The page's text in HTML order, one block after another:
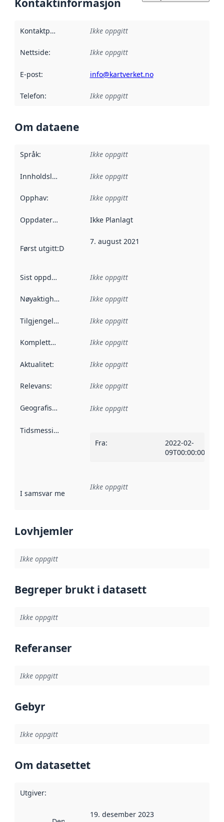
Kontaktinformasjon
Kontaktpunkt Ikke oppgitt
Nettside: Ikke oppgitt
E-post: info@kartverket.no
Telefon: Ikke oppgitt
Om dataene
Språk: Ikke oppgitt
Innholdsleverandører :
Ikke oppgitt
Opphav: Ikke oppgitt
Oppdateringsfrekvens :
Ikke Planlagt
Først utgitt:Denne datoen sier når dataene i dette
7. august 2021
Sist oppdatert Ikke oppgitt
Nøyaktighet Ikke oppgitt
Tilgjengelighet Ikke oppgitt
Kompletthet Ikke oppgitt
Aktualitet: Ikke oppgitt
Relevans: Ikke oppgitt
Geografisk avgrensning :
Ikke oppgitt
Tidsmessig avgrensning
Fra:
2022-02-
09T00:00:00Z
I samsvar med Referanse til en implementasjonsregel
Ikke oppgitt
Lovhjemler
Ikke oppgitt
Begreper brukt i datasett
Ikke oppgitt
Referanser
Ikke oppgitt
Gebyr
Ikke oppgitt
Om datasettet
Utgiver:
19. desember 2023